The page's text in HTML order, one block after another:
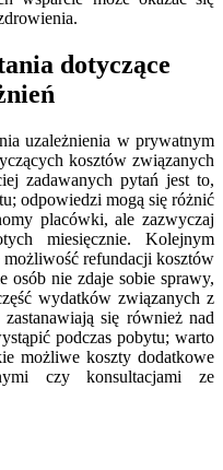
dotyczące
uzależnienia w prywatnym
kosztów związanych
zadawanych pytań jest to,
odpowiedzi mogą się różnić
placówki, ale zazwyczaj
miesięcznie. Kolejnym
refundacji kosztów
osób nie zdaje sobie sprawy,
wydatków związanych z
się również nad
podczas pobytu; warto
możliwe koszty dodatkowe
czy konsultacjami ze